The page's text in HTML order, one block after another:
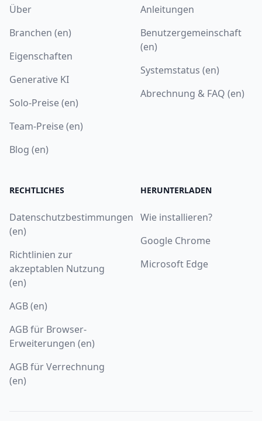
Über
Branchen (en)
Eigenschaften
Generative KI
Solo-Preise (en)
Team-Preise (en)
Blog (en)
Anleitungen
Benutzergemeinschaft
(en)
Systemstatus (en)
Abrechnung & FAQ (en)
RECHTLICHES
Datenschutzbestimmungen
(en)
Richtlinien zur
akzeptablen Nutzung
(en)
AGB (en)
AGB für Browser-
Erweiterungen (en)
AGB für Verrechnung
(en)
HERUNTERLADEN
Wie installieren?
Google Chrome
Microsoft Edge